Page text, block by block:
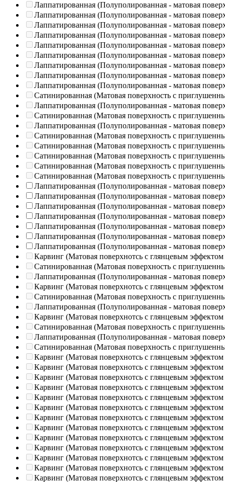
Лаппатированная (Полуполированная - матовая
Лаппатированная (Полуполированная - матовая
Лаппатированная (Полуполированная - матовая
Лаппатированная (Полуполированная - матовая
Лаппатированная (Полуполированная - матовая
Лаппатированная (Полуполированная - матовая
Лаппатированная (Полуполированная - матовая
Лаппатированная (Полуполированная - матовая
Лаппатированная (Полуполированная - матовая
Сатинированная (Матовая поверхность с
Лаппатированная (Полуполированная - матовая
Сатинированная (Матовая поверхность с
Лаппатированная (Полуполированная - матовая
Сатинированная (Матовая поверхность с
Сатинированная (Матовая поверхность с
Сатинированная (Матовая поверхность с
Сатинированная (Матовая поверхность с
Сатинированная (Матовая поверхность с
Лаппатированная (Полуполированная - матовая
Лаппатированная (Полуполированная - матовая
Лаппатированная (Полуполированная - матовая
Лаппатированная (Полуполированная - матовая
Лаппатированная (Полуполированная - матовая
Лаппатированная (Полуполированная - матовая
Лаппатированная (Полуполированная - матовая
Карвинг (Матовая поверхнотсь с глянцевым эффектом
Сатинированная (Матовая поверхность с
Лаппатированная (Полуполированная - матовая
Карвинг (Матовая поверхнотсь с глянцевым эффектом
Сатинированная (Матовая поверхность с
Лаппатированная (Полуполированная - матовая
Карвинг (Матовая поверхнотсь с глянцевым эффектом
Сатинированная (Матовая поверхность с
Лаппатированная (Полуполированная - матовая
Сатинированная (Матовая поверхность с
Карвинг (Матовая поверхнотсь с глянцевым эффектом
Карвинг (Матовая поверхнотсь с глянцевым эффектом
Карвинг (Матовая поверхнотсь с глянцевым эффектом
Карвинг (Матовая поверхнотсь с глянцевым эффектом
Карвинг (Матовая поверхнотсь с глянцевым эффектом
Карвинг (Матовая поверхнотсь с глянцевым эффектом
Карвинг (Матовая поверхнотсь с глянцевым эффектом
Карвинг (Матовая поверхнотсь с глянцевым эффектом
Карвинг (Матовая поверхнотсь с глянцевым эффектом
Карвинг (Матовая поверхнотсь с глянцевым эффектом
Карвинг (Матовая поверхнотсь с глянцевым эффектом
Карвинг (Матовая поверхнотсь с глянцевым эффектом
Карвинг (Матовая поверхнотсь с глянцевым эффектом